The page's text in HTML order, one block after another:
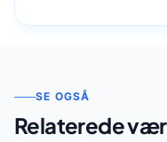
SE OGSÅ
Relaterede